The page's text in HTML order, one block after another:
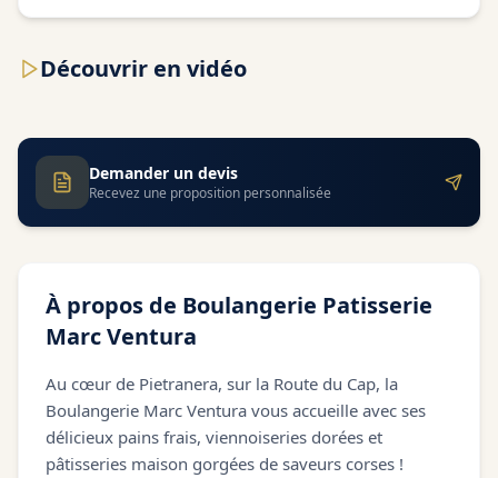
Découvrir en vidéo
Demander un devis
Recevez une proposition personnalisée
À propos de Boulangerie Patisserie
Marc Ventura
Au cœur de Pietranera, sur la Route du Cap, la
Boulangerie Marc Ventura vous accueille avec ses
délicieux pains frais, viennoiseries dorées et
pâtisseries maison gorgées de saveurs corses !